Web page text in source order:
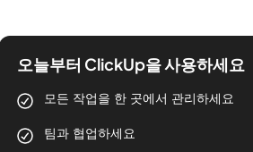
오늘부터 ClickUp을 사용하세요
모든 작업을 한 곳에서 관리하세요
팀과 협업하세요